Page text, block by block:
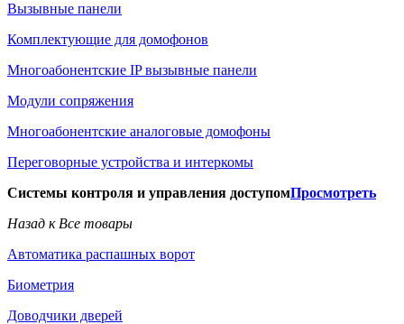
Вызывные панели
Комплектующие для домофонов
Многоабонентские IP вызывные панели
Модули сопряжения
Многоабонентские аналоговые домофоны
Переговорные устройства и интеркомы
Системы контроля и управления доступомПросмотреть
Назад к Все товары
Автоматика распашных ворот
Биометрия
Доводчики дверей